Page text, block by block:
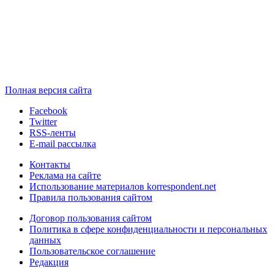
Полная версия сайта
Facebook
Twitter
RSS-ленты
E-mail рассылка
Контакты
Реклама на сайте
Использование материалов korrespondent.net
Правила пользования сайтом
Договор пользования сайтом
Политика в сфере конфиденциальности и персональных
данных
Пользовательское соглашение
Редакция